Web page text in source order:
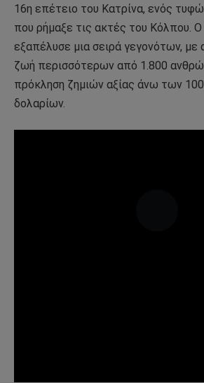
16η επέτειο του Κατρίνα, ενός
που ρήμαξε τις ακτές του Κόλπου.
εξαπέλυσε μια σειρά γεγονότων, με
ζωή περισσότερων από 1.800
πρόκληση ζημιών αξίας άνω των
δολαρίων.